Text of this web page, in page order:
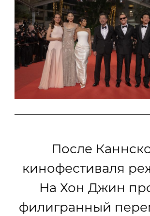
После
кинофестиваля
На Хон Джин
филигранный